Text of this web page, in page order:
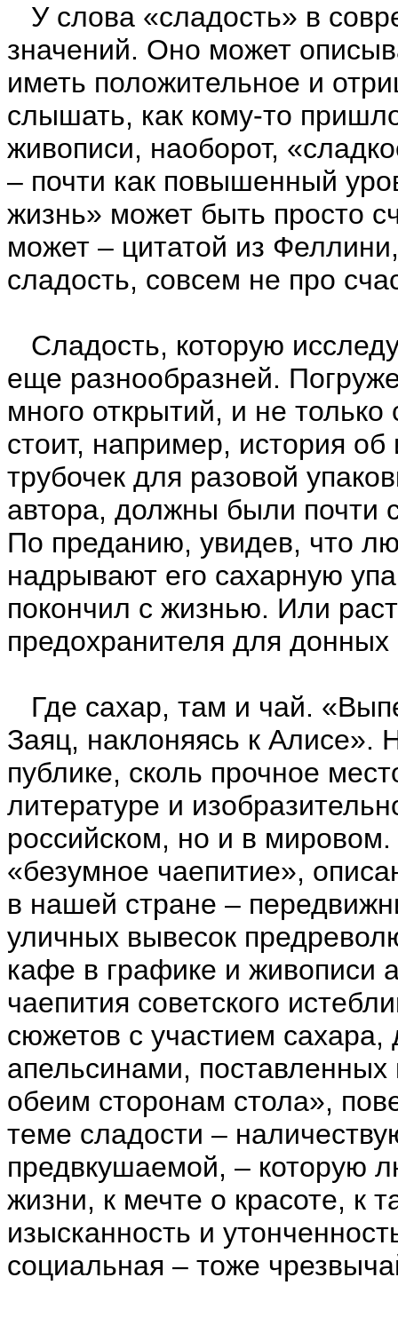
У слова «сладость» в
значений. Оно может
иметь положительное и
слышать, как кому-то
живописи, наоборот,
– почти как повышенный
жизнь» может быть просто
может – цитатой из
сладость, совсем не про
Сладость, которую
еще разнообразней.
много открытий, и не
стоит, например, история
трубочек для разовой
автора, должны были почти
По преданию, увидев, что
надрывают его сахарную
покончил с жизнью. Или
предохранителя для
Где сахар, там и чай.
Заяц, наклоняясь к Алисе».
публике, сколь прочное
литературе и
российском, но и в
«безумное чаепитие»,
в нашей стране –
уличных вывесок
кафе в графике и живописи
чаепития советского
сюжетов с участием сахара,
апельсинами,
обеим сторонам стола»,
теме сладости –
предвкушаемой, – которую
жизни, к мечте о красоте, к
изысканность и
социальная – тоже